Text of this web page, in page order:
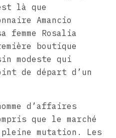
là que
Amancio
femme Rosalia
boutique
modeste qui
de départ d’un
d’affaires
que le marché
mutation. Les